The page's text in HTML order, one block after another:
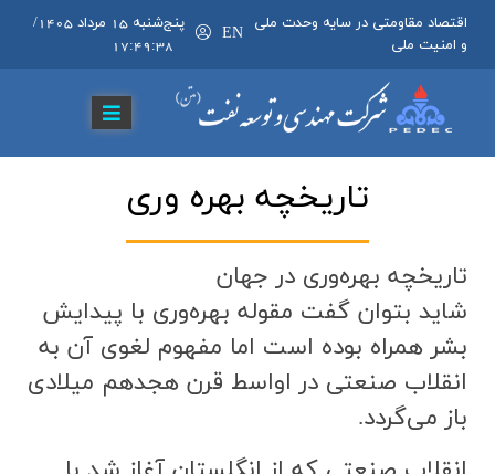
اقتصاد مقاومتی در سایه وحدت ملی
و امنیت ملی
EN پنج‌شنبه 15 مرداد 1405
/
17:49:39
تاريخچه بهره وري
تاريخچه بهره‌وري در جهان
شايد بتوان گفت مقوله بهره‌وري با پيدايش
بشر همراه بوده است اما مفهوم لغوي آن به
انقلاب صنعتي در اواسط قرن هجدهم ميلادي
باز مي‌گردد.